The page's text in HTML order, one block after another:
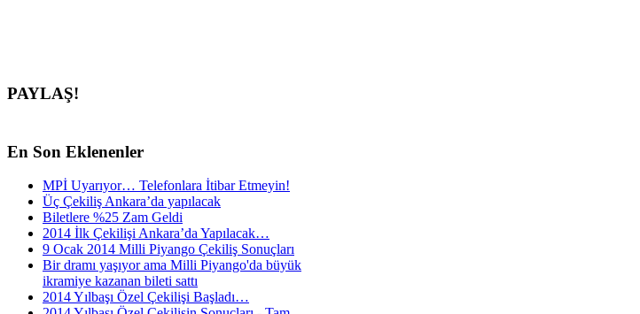
PAYLAŞ!
En Son Eklenenler
MPİ Uyarıyor… Telefonlara İtibar Etmeyin!
Üç Çekiliş Ankara’da yapılacak
Biletlere %25 Zam Geldi
2014 İlk Çekilişi Ankara’da Yapılacak…
9 Ocak 2014 Milli Piyango Çekiliş Sonuçları
Bir dramı yaşıyor ama Milli Piyango'da büyük
ikramiye kazanan bileti sattı
2014 Yılbaşı Özel Çekilişi Başladı…